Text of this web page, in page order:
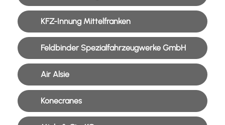
KFZ-Innung Mittelfranken
Feldbinder Spezialfahrzeugwerke GmbH
Air Alsie
Konecranes